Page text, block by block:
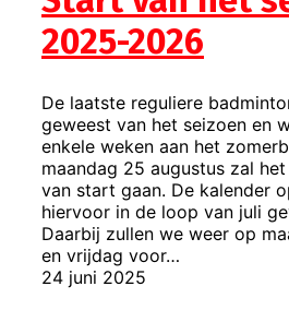
2025-2026
De laatste reguliere
geweest van het seizoen en
enkele weken aan het
maandag 25 augustus zal
van start gaan. De kalender
hiervoor in de loop van juli
Daarbij zullen we weer op
en vrijdag voor…
24 juni 2025